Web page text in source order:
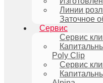
Линии
Заточное
Сервис
Сервис
Poly Clip
Сервис